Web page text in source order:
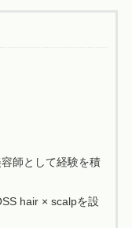
師として経験を積
hair × scalpを設